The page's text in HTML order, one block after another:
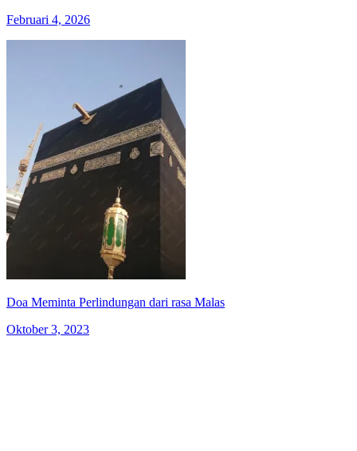
Februari 4, 2026
Doa Meminta Perlindungan dari rasa Malas
Oktober 3, 2023